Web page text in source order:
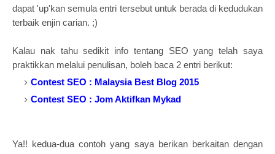
dapat 'up'kan semula entri tersebut untuk berada di kedudukan
terbaik enjin carian. ;)
Kalau nak tahu sedikit info tentang SEO yang telah saya
praktikkan melalui penulisan, boleh baca 2 entri berikut:
Contest SEO : Malaysia Best Blog 2015
Contest SEO : Jom Aktifkan Mykad
Ya!! kedua-dua contoh yang saya berikan berkaitan dengan